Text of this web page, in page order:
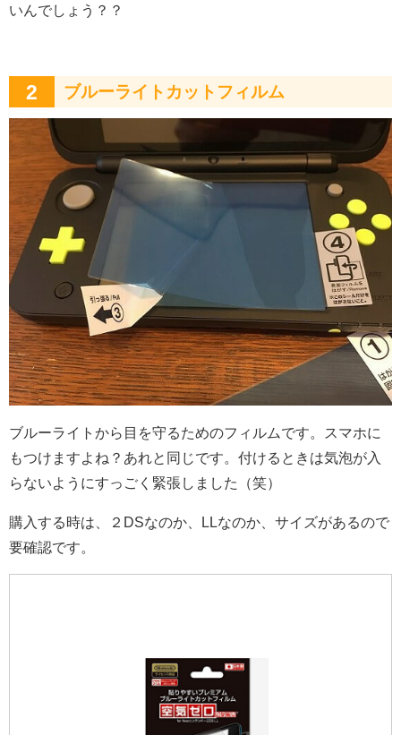
いんでしょう？？
2 ブルーライトカットフィルム
ブルーライトから目を守るためのフィルムです。スマホに
もつけますよね？あれと同じです。付けるときは気泡が入
らないようにすっごく緊張しました（笑）
購入する時は、２DSなのか、LLなのか、サイズがあるので
要確認です。